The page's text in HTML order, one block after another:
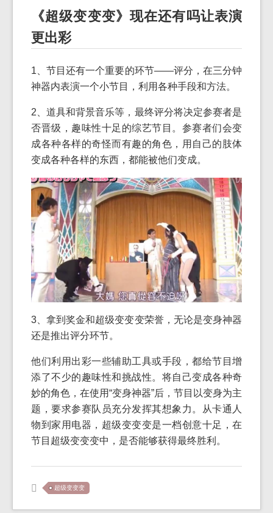
《超级变变变》现在还有吗让表演
更出彩
1、节目还有一个重要的环节——评分，在三分钟
神器内表演一个小节目，利用各种手段和方法。
2、道具和背景音乐等，最终评分将决定参赛者是
否晋级，趣味性十足的综艺节目。参赛者们会变
成各种各样的奇怪而有趣的角色，用自己的肢体
变成各种各样的东西，都能被他们变成。
3、拿到奖金和超级变变变荣誉，无论是变身神器
还是推出评分环节。
他们利用出彩一些辅助工具或手段，都给节目增
添了不少的趣味性和挑战性。将自己变成各种奇
妙的角色，在使用“变身神器”后，节目以变身为主
题，要求参赛队员充分发挥其想象力。从卡通人
物到家用电器，超级变变变是一档创意十足，在
节目超级变变变中，是否能够获得最终胜利。
超级变变变